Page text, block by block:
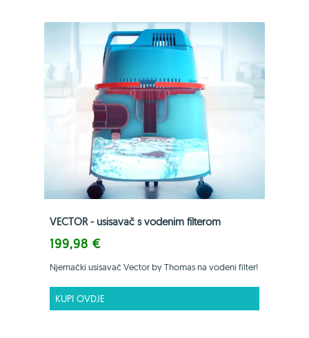
VECTOR - usisavač s vodenim filterom
199,98 €
Njemački usisavač Vector by Thomas na vodeni filter!
KUPI OVDJE